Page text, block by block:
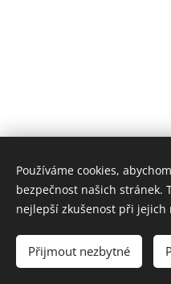
© 2018Zahrady-
Vytvořeno
Používáme cookies,
bezpečnost našich stránek.
nejlepší zkušenost při jejich
Přijmout nezbytné